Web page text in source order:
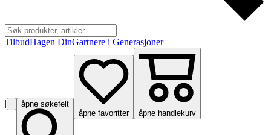
TilbudHagen DinGartnere i Generasjoner
|
åpne søkefelt
åpne favoritter
åpne handlekurv